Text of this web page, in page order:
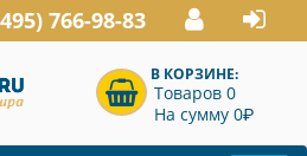
766-98-83
В КОРЗИНЕ:
Товаров 0
На сумму 0P